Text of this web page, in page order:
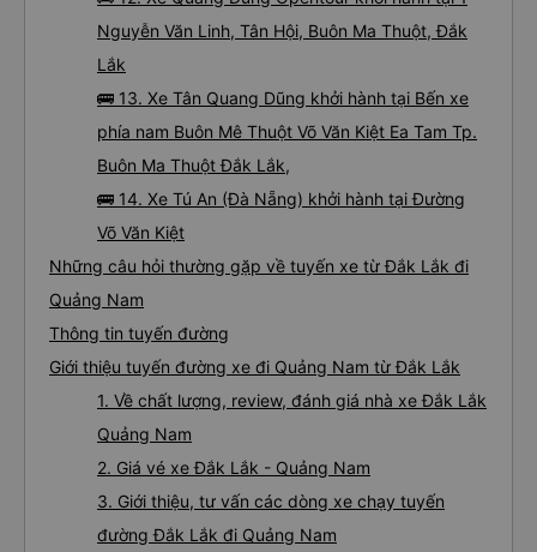
Nguyễn Văn Linh, Tân Hội, Buôn Ma Thuột, Đắk
Lắk
🚌 13. Xe Tân Quang Dũng khởi hành tại Bến xe
phía nam Buôn Mê Thuột Võ Văn Kiệt Ea Tam Tp.
Buôn Ma Thuột Đắk Lắk,
🚌 14. Xe Tú An (Đà Nẵng) khởi hành tại Đường
Võ Văn Kiệt
Những câu hỏi thường gặp về tuyến xe từ Đắk Lắk đi
Quảng Nam
Thông tin tuyến đường
Giới thiệu tuyến đường xe đi Quảng Nam từ Đắk Lắk
1. Về chất lượng, review, đánh giá nhà xe Đắk Lắk
Quảng Nam
2. Giá vé xe Đắk Lắk - Quảng Nam
3. Giới thiệu, tư vấn các dòng xe chạy tuyến
đường Đắk Lắk đi Quảng Nam